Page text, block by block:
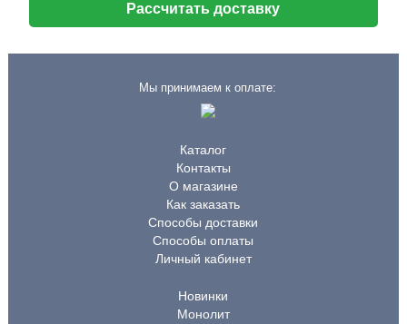
Рассчитать доставку
Мы принимаем к оплате:
Каталог
Контакты
О магазине
Как заказать
Способы доставки
Способы оплаты
Личный кабинет
Новинки
Монолит